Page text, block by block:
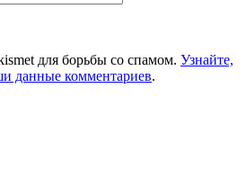
для борьбы со спамом. Узнайте,
данные комментариев.